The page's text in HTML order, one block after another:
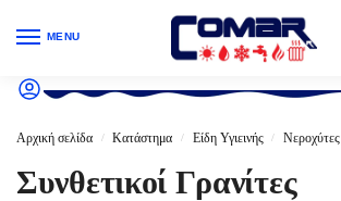
MENU
Αρχική σελίδα / Κατάστημα / Είδη Υγιεινής / Νεροχύτες
Συνθετικοί Γρανίτες